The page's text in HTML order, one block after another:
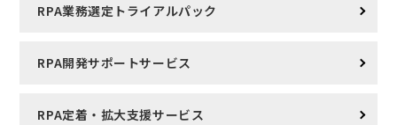
RPA業務選定トライアルパック
RPA開発サポートサービス
RPA定着・拡大支援サービス